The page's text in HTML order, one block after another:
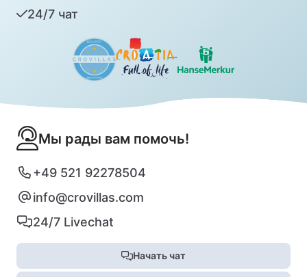
24/7 чат
Мы рады вам помочь!
+49 521 92278504
info@crovillas.com
24/7 Livechat
Начать чат